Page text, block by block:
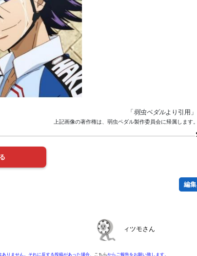
「 弱虫ペダルより引用」
上記画像の著作権は、弱虫ペダル製作委員会に帰属します。
編集
ィツモさん
りません。それに反する投稿があった場合、 こちらからご報告をお願い致します。